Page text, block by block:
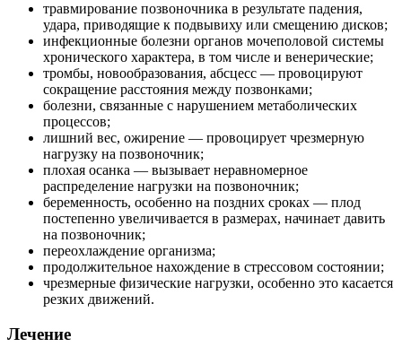
травмирование позвоночника в результате падения,
удара, приводящие к подвывиху или смещению дисков;
инфекционные болезни органов мочеполовой системы
хронического характера, в том числе и венерические;
тромбы, новообразования, абсцесс — провоцируют
сокращение расстояния между позвонками;
болезни, связанные с нарушением метаболических
процессов;
лишний вес, ожирение — провоцирует чрезмерную
нагрузку на позвоночник;
плохая осанка — вызывает неравномерное
распределение нагрузки на позвоночник;
беременность, особенно на поздних сроках — плод
постепенно увеличивается в размерах, начинает давить
на позвоночник;
переохлаждение организма;
продолжительное нахождение в стрессовом состоянии;
чрезмерные физические нагрузки, особенно это касается
резких движений.
Лечение